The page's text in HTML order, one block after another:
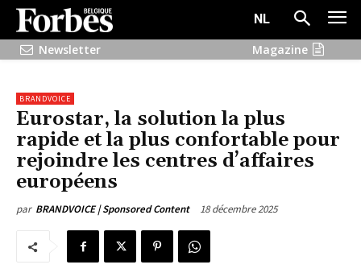
NL
Newsletter
Magazine
BRANDVOICE
Eurostar, la solution la plus
rapide et la plus confortable pour
rejoindre les centres d’affaires
européens
par BRANDVOICE | Sponsored Content 18 décembre 2025